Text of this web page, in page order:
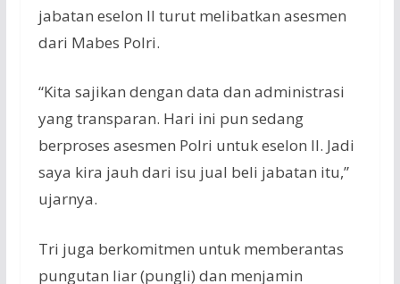
jabatan eselon II turut melibatkan asesmen
dari Mabes Polri.
“Kita sajikan dengan data dan administrasi
yangtransparan. Hari ini pun sedang
berproses asesmen Polri untukeselon II. Jadi
saya kira jauh dari isu jual beli jabatan itu,”
ujarnya.
Tri juga berkomitmen untuk memberantas
pungutan liar (pungli) dan menjamin